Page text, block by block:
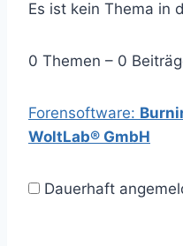
Es ist kein Thema in
0 Themen – 0
Forensoftware:
WoltLab® GmbH
Dauerhaft